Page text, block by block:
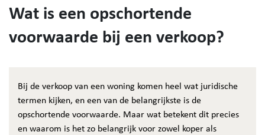
Wat is een opschortende
voorwaarde bij een verkoop?
Bij de verkoop van een woning komen heel wat juridische
termen kijken, en een van de belangrijkste is de
opschortende voorwaarde. Maar wat betekent dit precies
en waarom is het zo belangrijk voor zowel koper als